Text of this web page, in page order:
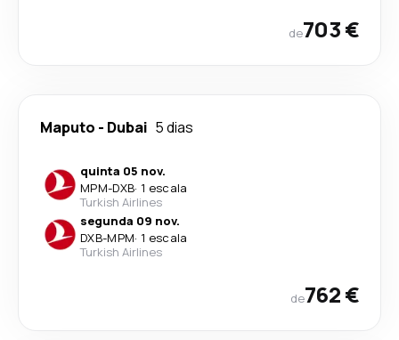
de703 €
Maputo - Dubai 5 dias
quinta 05 nov.
MPM-DXB· 1 escala
Turkish Airlines
segunda 09 nov.
DXB-MPM· 1 escala
Turkish Airlines
de762 €